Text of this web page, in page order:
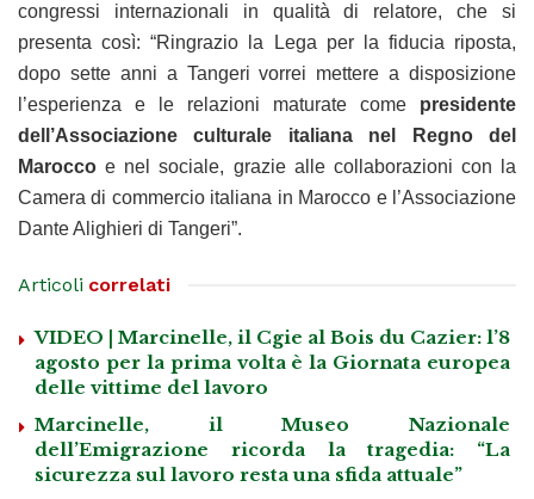
congressi internazionali in qualità di relatore, che si
presenta così: “Ringrazio la Lega per la fiducia riposta,
dopo sette anni a Tangeri vorrei mettere a disposizione
l’esperienza e le relazioni maturate come presidente
dell’Associazione culturale italiana nel Regno del
Maroccoe nel sociale, grazie alle collaborazioni con la
Camera di commercio italiana in Marocco e l’Associazione
Dante Alighieri di Tangeri”.
Articoli correlati
VIDEO | Marcinelle, il Cgie al Bois du Cazier: l’8
agosto per la prima volta è la Giornata europea
delle vittime del lavoro
Marcinelle, il Museo Nazionale
dell’Emigrazione ricorda la tragedia: “La
sicurezza sul lavoro resta una sfida attuale”